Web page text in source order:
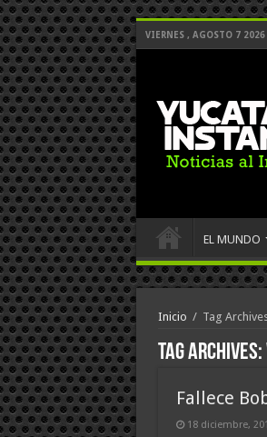
VIERNES , AGOSTO 7 2026
EL MUNDO
Inicio / Tag
Tag Archives:
Fallece
18 diciembre,